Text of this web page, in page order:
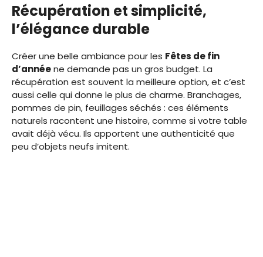
Récupération et simplicité,
l’élégance durable
Créer une belle ambiance pour les Fêtes de fin
d’annéene demande pas un gros budget. La
récupération est souvent la meilleure option, et c’est
aussi celle qui donne le plus de charme. Branchages,
pommes de pin, feuillages séchés : ces éléments
naturels racontent une histoire, comme si votre table
avait déjà vécu. Ils apportent une authenticité que
peu d’objets neufs imitent.